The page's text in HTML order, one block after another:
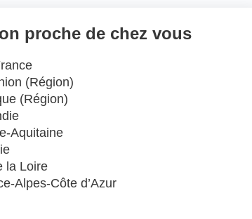
proche de chez vous
(Région)
(Région)
Aquitaine
la Loire
Alpes-Côte d’Azur